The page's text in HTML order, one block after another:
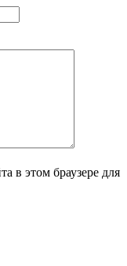
в этом браузере для